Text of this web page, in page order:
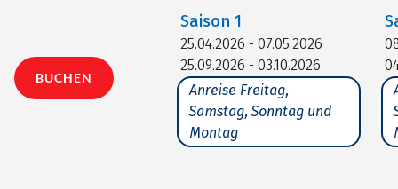
BUCHEN
Saison 1
25.04.2026 - 07.05.2026
25.09.2026 - 03.10.2026
Anreise Freitag,
Samstag, Sonntag und
Montag